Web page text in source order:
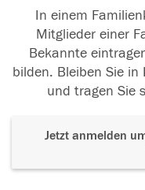
In einem
Mitglieder einer
Bekannte
bilden. Bleiben Sie
und tragen Sie
Jetzt anmelden